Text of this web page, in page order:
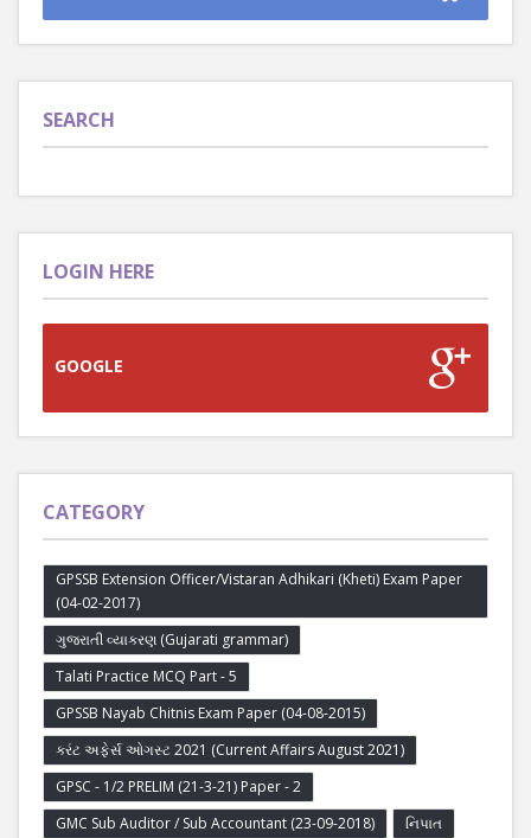
SEARCH
LOGIN HERE
GOOGLE
CATEGORY
GPSSB Extension Officer/Vistaran Adhikari (Kheti) Exam Paper
(04-02-2017)
ગુજરાતી વ્યાકરણ (Gujarati grammar)
Talati Practice MCQ Part - 5
GPSSB Nayab Chitnis Exam Paper (04-08-2015)
કરંટ અફેર્સ ઓગસ્ટ 2021 (Current Affairs August 2021)
GPSC - 1/2 PRELIM (21-3-21) Paper - 2
GMC Sub Auditor / Sub Accountant (23-09-2018)
નિપાત